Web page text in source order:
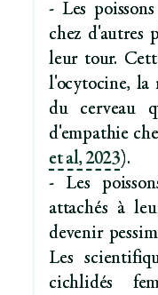
- Les
chez d'autres
leur tour.
l'ocytocine, la
du cerveau
d'empathie
et al, 2023).
- Les
attachés à
devenir
Les
cichlidés